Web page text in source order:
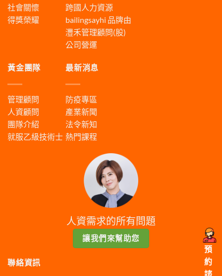
社會關懷
得獎榮耀
跨國人力資源
bailingsayhi 品牌由
灃禾管理顧問(股)
公司營運
黃金團隊
管理顧問
人資顧問
團隊介紹
就服乙級技術士
最新消息
防疫專區
產業新聞
法令新知
熱門課程
人資需求的所有問題
讓我們來幫助您
聯絡資訊
預
約
諮